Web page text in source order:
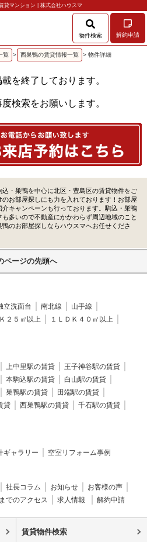
貸マンション | 株式会社ハウスマ
物件検索 解約申請
覧 > 西巣鴨の賃貸情報一覧 > 物件詳細
を終了しております。
検索をお願いします。
・巣鴨を中心に北区・豊島区の賃貸物件をご
お部屋探しにも力を入れております！お部屋
キャンペーンも行っております。駒込・巣鴨
多いので不動産にかかわらず周辺地域のこと
のお部屋探しならハウスマへお任せくださ
ページの先頭へ
立洗面台 南北線
山手線
２５㎡以上
１ＬＤＫ４０㎡以上
上中里駅の賃貸
王子神谷駅の賃貸
本駒込駅の賃貸
白山駅の賃貸
巣鴨駅の賃貸
田端駅の賃貸
貸 西巣鴨駅の賃貸
千石駅の賃貸
ギャラリー 空室リフォーム事例
社長コラム お知らせ
お客様の声
でのアクセス 求人情報 解約申請
賃貸物件検索